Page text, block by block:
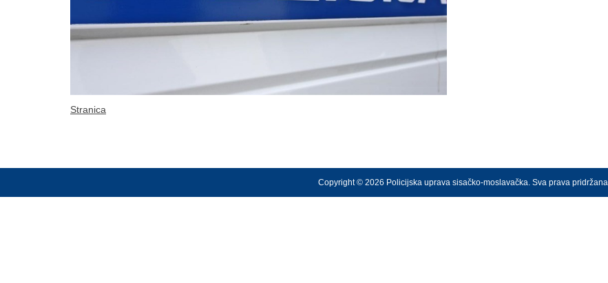
Stranica
Copyright © 2026 Policijska uprava sisačko-moslavačka. Sva prava pridržana